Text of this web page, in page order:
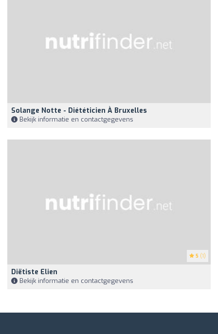
Solange Notte - Diététicien À Bruxelles
Bekijk informatie en contactgegevens
5 (1)
Diëtiste Elien
Bekijk informatie en contactgegevens